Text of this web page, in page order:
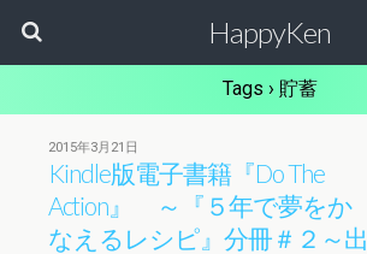
HappyKen
Tags › 貯蓄
2015年3月21日
Kindle版電子書籍『Do The
Action』 ～『５年で夢をか
なえるレシピ』分冊＃２～出